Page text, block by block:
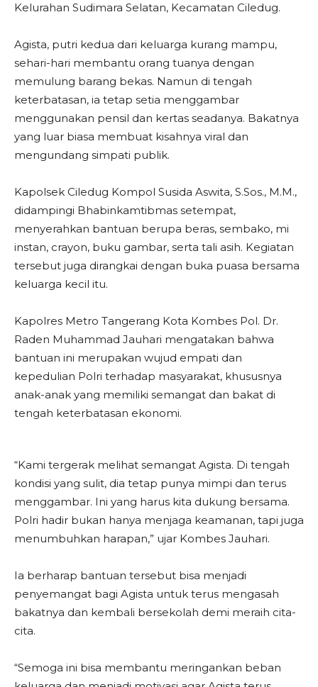
Kelurahan Sudimara Selatan, Kecamatan Ciledug.
Agista, putri kedua dari keluarga kurang mampu,
sehari-hari membantu orang tuanya dengan
memulung barang bekas. Namun di tengah
keterbatasan, ia tetap setia menggambar
menggunakan pensil dan kertas seadanya. Bakatnya
yang luar biasa membuat kisahnya viral dan
mengundang simpati publik.
Kapolsek Ciledug Kompol Susida Aswita, S.Sos., M.M.,
didampingi Bhabinkamtibmas setempat,
menyerahkan bantuan berupa beras, sembako, mi
instan, crayon, buku gambar, serta tali asih. Kegiatan
tersebut juga dirangkai dengan buka puasa bersama
keluarga kecil itu.
Kapolres Metro Tangerang Kota Kombes Pol. Dr.
Raden Muhammad Jauhari mengatakan bahwa
bantuan ini merupakan wujud empati dan
kepedulian Polri terhadap masyarakat, khususnya
anak-anak yang memiliki semangat dan bakat di
tengah keterbatasan ekonomi.
“Kami tergerak melihat semangat Agista. Di tengah
kondisi yang sulit, dia tetap punya mimpi dan terus
menggambar. Ini yang harus kita dukung bersama.
Polri hadir bukan hanya menjaga keamanan, tapi juga
menumbuhkan harapan,” ujar Kombes Jauhari.
Ia berharap bantuan tersebut bisa menjadi
penyemangat bagi Agista untuk terus mengasah
bakatnya dan kembali bersekolah demi meraih cita-
cita.
“Semoga ini bisa membantu meringankan beban